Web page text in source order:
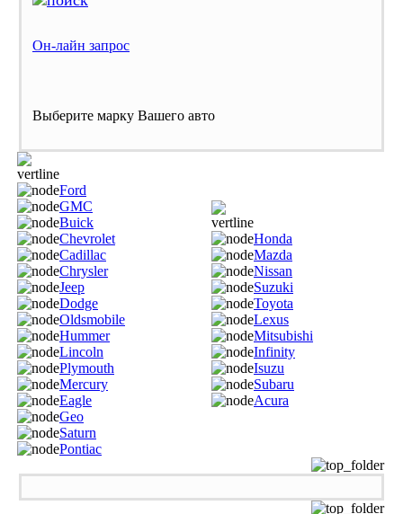
Он-лайн запрос
Выберите марку Вашего авто
Ford
GMC
Buick
Chevrolet
Cadillac
Chrysler
Jeep
Dodge
Oldsmobile
Hummer
Lincoln
Plymouth
Mercury
Eagle
Geo
Saturn
Pontiac
Honda
Mazda
Nissan
Suzuki
Toyota
Lexus
Mitsubishi
Infinity
Isuzu
Subaru
Acura